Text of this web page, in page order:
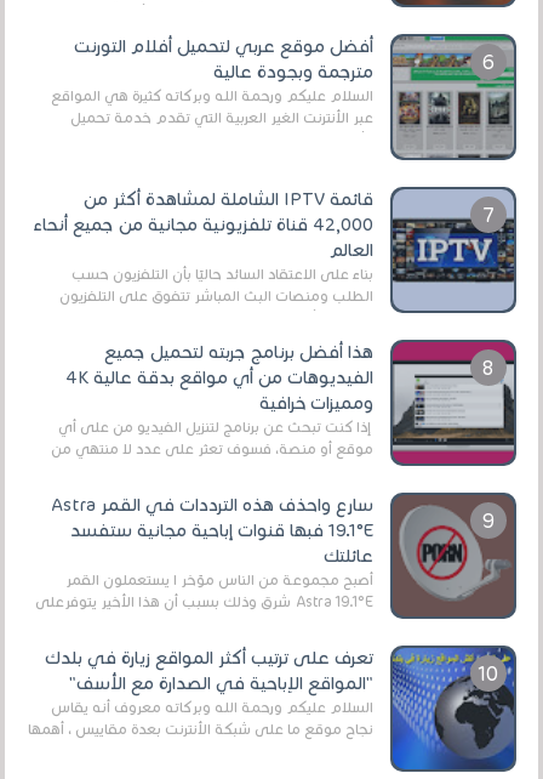
أفضل موقع عربي لتحميل أفلام التورنت
مترجمة وبجودة عالية
السلام عليكم ورحمة الله وبركاته كثيرة هي المواقع
عبر الأنترنت الغير العربية التي تقدم خدمة تحميل
الأفلام على التورنت ، ومعظم هذه المواقع ل...
قائمة IPTV الشاملة لمشاهدة أكثر من
42,000 قناة تلفزيونية مجانية من جميع أنحاء
العالم
بناءً على الاعتقاد السائد حاليًا بأن التلفزيون حسب
الطلب ومنصات البث المباشر تتفوق على التلفزيون
الرقمي الأرضي التقليدي، يُعدّ IPTV-org خيار...
هذا أفضل برنامج جربته لتحميل جميع
الفيديوهات من أي مواقع بدقة عالية 4K
ومميزات خرافية
إذا كنت تبحث عن برنامج لتنزيل الفيديو من على أي
موقع أو منصة، فسوف تعثر على عدد لا منتهي من
سارع واحذف هذه الترددات في القمر Astra
19.1°E فبها قنوات إباحية مجانية ستفسد
عائلتك
أصبح مجموعة من الناس مؤخر ا يستعملون القمر
Astra 19.1°E شرق وذلك بسبب أن هذا الأخير يتوفرعلى
تعرف على ترتيب أكثر المواقع زيارة في بلدك
"المواقع الإباحية في الصدارة مع الأسف"
السلام عليكم ورحمة الله وبركاته معروف أنه يقاس
نجاح موقع ما على شبكة الأنترنت بعدة مقاييس ، أهمها